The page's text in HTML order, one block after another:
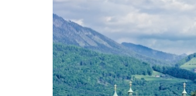
Hit enter to search or ESC to